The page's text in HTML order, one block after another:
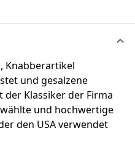
Knabberartikel
und gesalzene
der Klassiker der Firma
und hochwertige
den USA verwendet